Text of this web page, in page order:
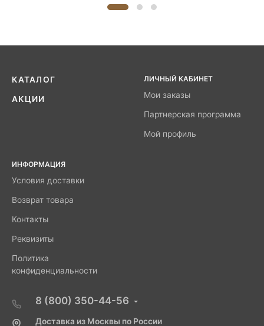
КАТАЛОГ
АКЦИИ
ЛИЧНЫЙ КАБИНЕТ
Мои заказы
Партнерская программа
Мой профиль
ИНФОРМАЦИЯ
Условия доставки
Возврат товара
Контакты
Реквизиты
Политика
конфиденциальности
8 (800) 350-44-56
Доставка из Москвы по России